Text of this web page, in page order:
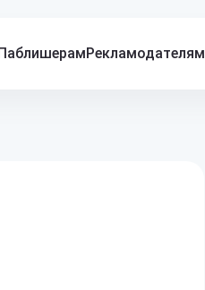
Рекламодателям